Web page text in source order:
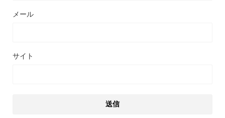
メール
サイト